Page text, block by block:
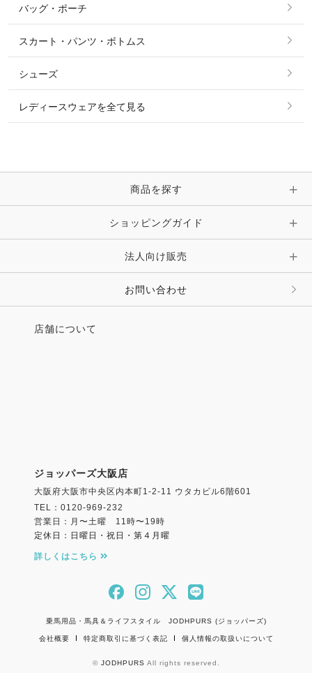
シャツ・ブラウス・ワンピース
ソックス
ベルト
マフラー・スカーフ・ストール・スヌード
時計・財布・キーケース・革小物
キーホルダー・チャーム・ストラップ
その他 ファッション雑貨
すべてのアクセサリー
リング
ピアス・イヤリング
ピン・ブローチ・コサージュ
その他 アクセサリー
バッグ・ポーチ
スカート・パンツ・ボトムス
シューズ
レディースウェアを全て見る
商品を探す
ショッピングガイド
法人向け販売
お問い合わせ
店舗について
ジョッパーズ大阪店
大阪府大阪市中央区内本町1-2-11 ウタカビル6階601
TEL：0120-969-232
営業日：月〜土曜 11時〜19時
定休日：日曜日・祝日・第４月曜
詳しくはこちら
乗馬用品・馬具＆ライフスタイル JODHPURS (ジョッパーズ)
会社概要 特定商取引に基づく表記 個人情報の取扱いについて
© JODHPURS All rights reserved.